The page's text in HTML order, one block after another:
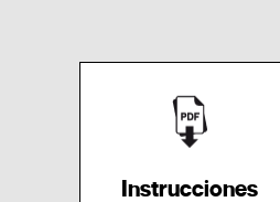
Instrucciones